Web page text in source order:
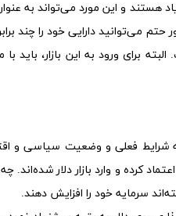
هستند و این مورد می‌تواند به
می‌توانید دارایی خود را چند
برای ورود به این بازار، باید با
شرایط فعلی و وضعیت سیاسی و
کرده و وارد بازار دلار شده‌اند. چه
سرمایه خود را افزایش دهند.